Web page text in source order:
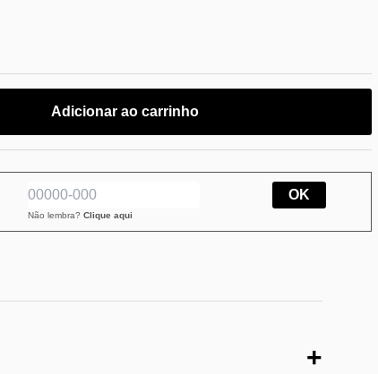
Adicionar ao carrinho
Não lembra?Clique aqui
OK
+